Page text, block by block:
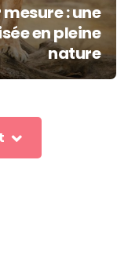
: une
en pleine
nature